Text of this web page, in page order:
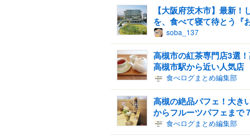
【大阪府茨木市】最新！
を、食べて寝て待とう『
soba_137
高槻市の紅茶専門店3選！
高槻市駅から近い人気店
食べログまとめ編集部
高槻の絶品パフェ！大き
からフルーツパフェまで
食べログまとめ編集部